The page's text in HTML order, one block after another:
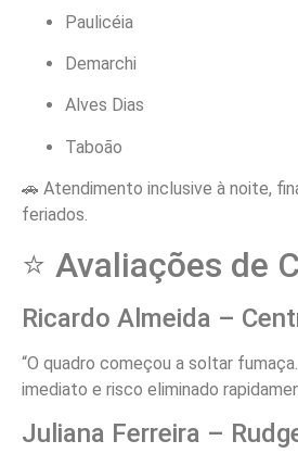
Paulicéia
Demarchi
Alves Dias
Taboão
🚗 Atendimento inclusive à noite,
feriados.
⭐ Avaliações de
Ricardo Almeida –
“O quadro começou a soltar
imediato e risco eliminado
Juliana Ferreira –